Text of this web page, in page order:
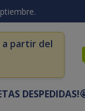
partir del